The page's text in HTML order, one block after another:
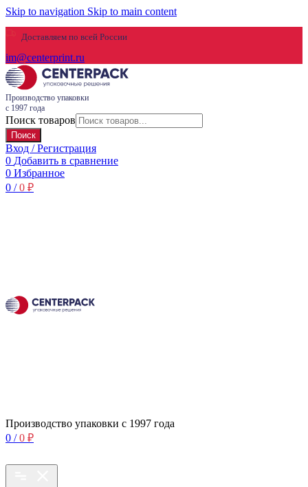
Skip to navigation Skip to main content
Доставляем по всей России
im@centerprint.ru
Производство упаковки
с 1997 года
Поиск товаров
Поиск
Вход / Регистрация
0 Добавить в сравнение
0 Избранное
0 / 0 ₽
Производство упаковки с 1997 года
0 / 0 ₽